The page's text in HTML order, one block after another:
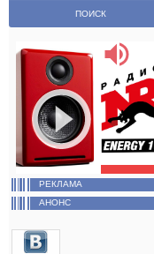
ПОИСК
РЕКЛАМА
АНОНС